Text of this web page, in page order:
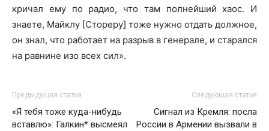
кричал ему по радио, что там полнейший хаос. И
знаете, Майклу [Стореру] тоже нужно отдать должное,
он знал, что работает на разрыв в генерале, и старался
на равнине изо всех сил».
Предыдущая статья
«Я тебя тоже куда-нибудь
вставлю»: Галкин* высмеял
Следующая статья
Сигнал из Кремля: посла
России в Армении вызвали в